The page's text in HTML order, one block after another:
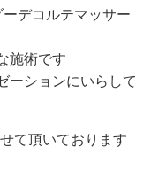
デコルテマッサー
施術です
ーションにいらして
て頂いております